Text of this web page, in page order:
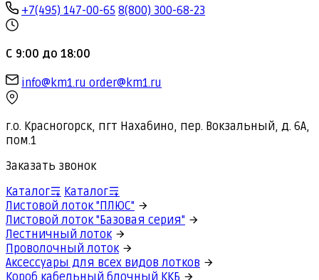
+7(495) 147-00-65 8(800) 300-68-23
С 9:00 до 18:00
info@km1.ru order@km1.ru
г.о. Красногорск, пгт Нахабино, пер. Вокзальный, д. 6А,
пом.1
Заказать звонок
Каталог
Каталог
Листовой лоток "ПЛЮС"
Листовой лоток "Базовая серия"
Лестничный лоток
Проволочный лоток
Аксессуары для всех видов лотков
Короб кабельный блочный ККБ